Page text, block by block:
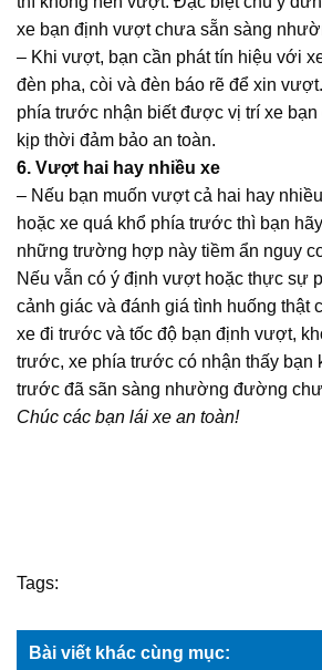
xe bạn định vượt chưa sẵn sàng
– Khi vượt, bạn cần phát tín hiệu với
đèn pha, còi và đèn báo rẽ để xin
phía trước nhận biết được vị trí xe
kịp thời đảm bảo an toàn.
6. Vượt hai hay nhiều xe
– Nếu bạn muốn vượt cả hai hay
hoặc xe quá khổ phía trước thì bạn
những trường hợp này tiềm ẩn nguy
Nếu vẫn có ý định vượt hoặc thực sự
cảnh giác và đánh giá tình huống thật
xe đi trước và tốc độ bạn định vượt,
trước, xe phía trước có nhận thấy bạn
trước đã sãn sàng nhường đường
Chúc các bạn lái xe an toàn!
Tags:
Bài viết khác cùng mục: